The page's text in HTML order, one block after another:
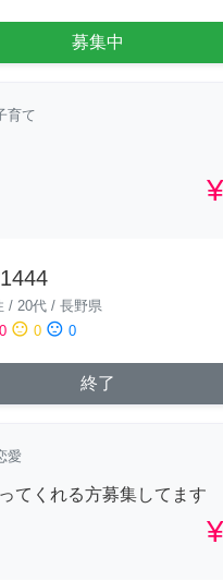
募集中
育て
/ 20代 / 長野県
0 sentiment_neutral 0 sentiment_dissatisfied 0
終了
愛
てくれる方募集してます